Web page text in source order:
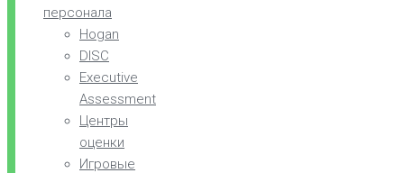
персонала
Hogan
DISC
Executive
Assessment
Центры
оценки
Игровые